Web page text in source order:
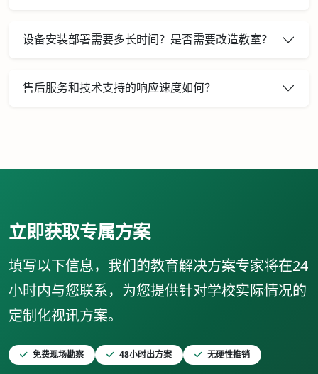
设备安装部署需要多长时间？是否需要改造教室？
售后服务和技术支持的响应速度如何？
立即获取专属方案
填写以下信息，我们的教育解决方案专家将在24
小时内与您联系，为您提供针对学校实际情况的
定制化视讯方案。
免费现场勘察 48小时出方案 无硬性推销